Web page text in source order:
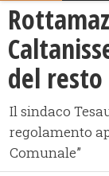
del
Il sindaco
regolamento
Comunale”